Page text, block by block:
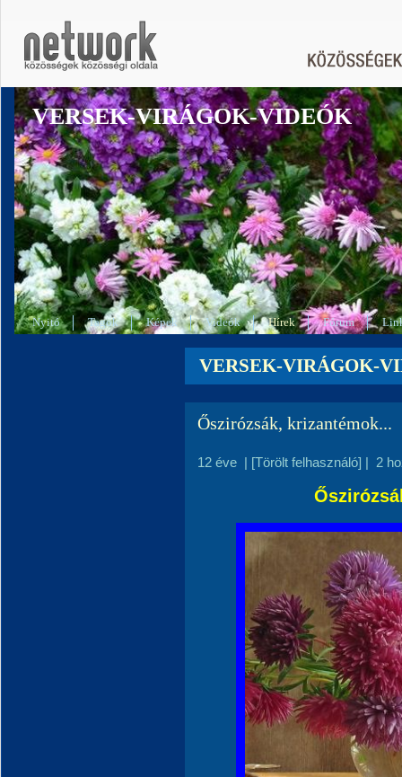
VERSEK-VIRÁGOK-VIDEÓK
Nyitó Tagok Képek Videók Hírek Fórum
VERSEK-VIRÁGOK-
Őszirózsák, krizantémok...
12 éve | [Törölt felhasználó] | 2